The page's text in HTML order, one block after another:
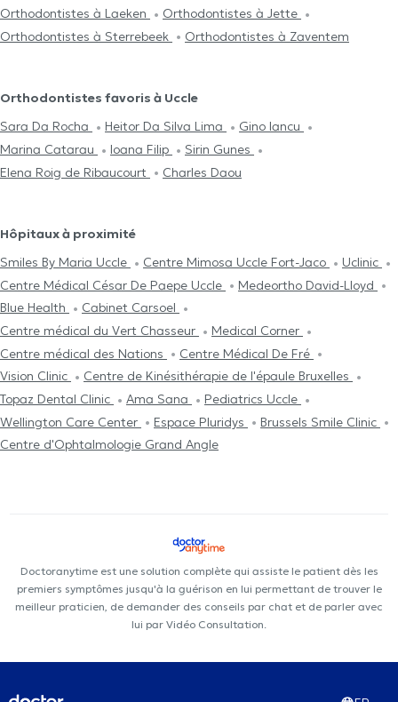
Orthodontistes à Laeken
Orthodontistes à Jette
Orthodontistes à Sterrebeek
Orthodontistes à Zaventem
Orthodontistes favoris à Uccle
Sara Da Rocha
Heitor Da Silva Lima
Gino Iancu
Marina Catarau
Ioana Filip
Sirin Gunes
Elena Roig de Ribaucourt
Charles Daou
Hôpitaux à proximité
Smiles By Maria Uccle
Centre Mimosa Uccle Fort-Jaco
Uclinic
Centre Médical César De Paepe Uccle
Medeortho David-Lloyd
Blue Health
Cabinet Carsoel
Centre médical du Vert Chasseur
Medical Corner
Centre médical des Nations
Centre Médical De Fré
Vision Clinic
Centre de Kinésithérapie de l'épaule Bruxelles
Topaz Dental Clinic
Ama Sana
Pediatrics Uccle
Wellington Care Center
Espace Pluridys
Brussels Smile Clinic
Centre d'Ophtalmologie Grand Angle
Doctoranytime est une solution complète qui assiste le patient dès les
premiers symptômes jusqu'à la guérison en lui permettant de trouver le
meilleur praticien, de demander des conseils par chat et de parler avec
lui par Vidéo Consultation.